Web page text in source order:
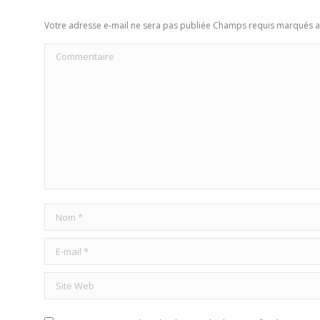
Votre adresse e-mail ne sera pas publiée Champs requis marqués
Commentaire
Nom *
E-mail *
Site Web